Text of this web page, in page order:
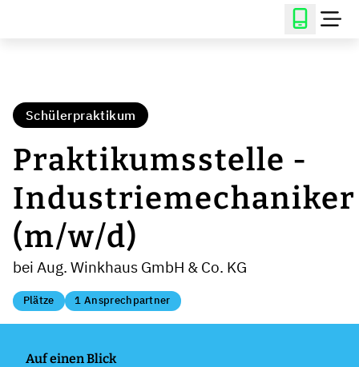
Schülerpraktikum
Praktikumsstelle -
Industriemechaniker
(m/w/d)
bei Aug. Winkhaus GmbH & Co. KG
Plätze 1 Ansprechpartner
Auf einen Blick